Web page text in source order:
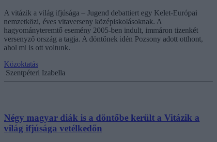
A vitázik a világ ifjúsága – Jugend debattiert egy Kelet-Európai
nemzetközi, éves vitaverseny középiskolásoknak. A
hagyományteremtő esemény 2005-ben indult, immáron tizenkét
versenyző ország a tagja. A döntőnek idén Pozsony adott otthont,
ahol mi is ott voltunk.
Közoktatás
Szentpéteri Izabella
Négy magyar diák is a döntőbe került a Vitázik a
világ ifjúsága vetélkedőn